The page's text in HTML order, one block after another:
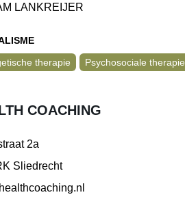
LANKREIJER
therapie
Psychosociale therapie
COACHING
2a
Sliedrecht